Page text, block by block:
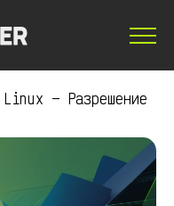
— Разрешение